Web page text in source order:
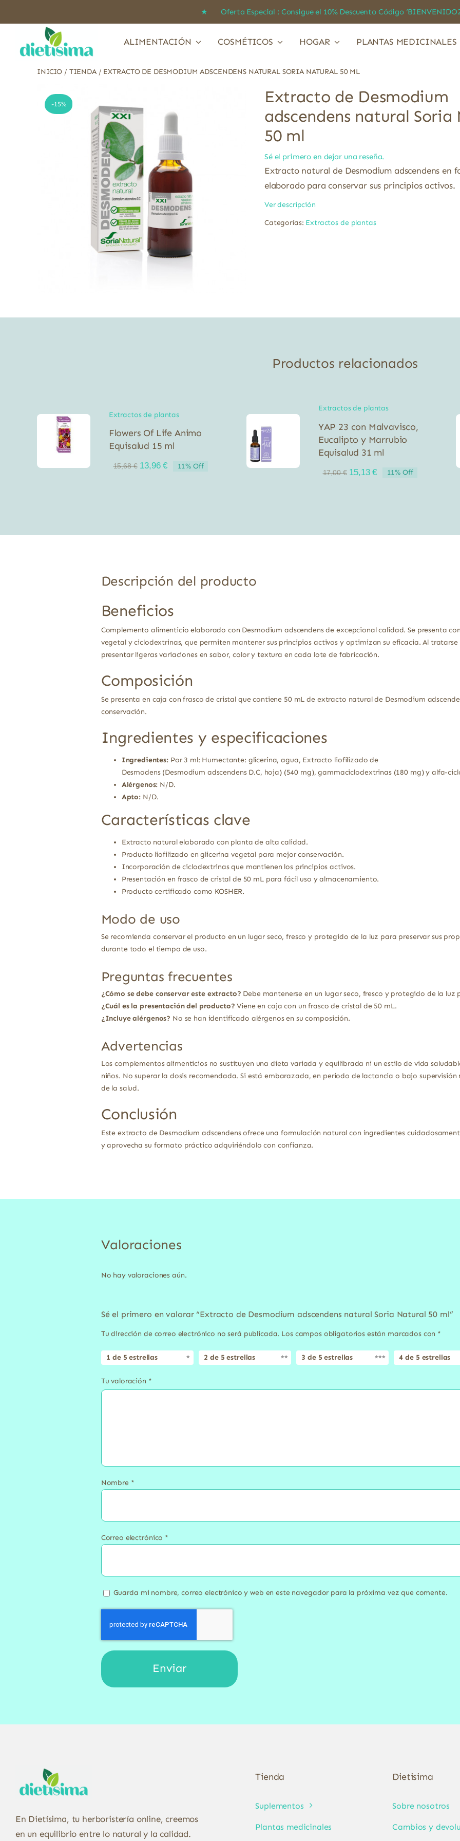
★ Oferta Especial : Consigue el 10% Descuento Código
ALIMENTACIÓN COSMÉTICOS HOGAR PLANTAS MEDICINALES
INICIO / TIENDA/ EXTRACTO DE DESMODIUM ADSCENDENS NATURAL SORIA NATURAL 50 ML
-15%
Extracto de Desmodium
adscendens natural Soria
50 ml
Sé el primero en dejar una reseña.
Extracto natural de Desmodium adscendens en
elaborado para conservar sus principios activos.
Ver descripción
Categorías: Extractos de plantas
Productos relacionados
Extractos de plantas
Flowers Of Life Animo
Equisalud 15 ml
15,68€ El
13,96€El
11% Off
Extractos de plantas
YAP 23 con Malvavisco,
Eucalipto y Marrubio
Equisalud 31 ml
17,00€ El
15,13€El
11% Off
Descripción del producto
Beneficios
Complemento alimenticio elaborado con Desmodium adscendens de excepcional calidad. Se presenta
vegetal y ciclodextrinas, que permiten mantener sus principios activos y optimizan su eficacia. Al
presentar ligeras variaciones en sabor, color y textura en cada lote de fabricación.
Composición
Se presenta en caja con frasco de cristal que contiene 50 mL de extracto natural de Desmodium
conservación.
Ingredientes y especificaciones
Ingredientes:Por 3 ml: Humectante: glicerina, agua, Extracto liofilizado de
Desmodens (Desmodium adscendens D.C, hoja) (540 mg), gammaciclodextrinas (180 mg) y alfa-
Alérgenos: N/D.
Apto: N/D.
Características clave
Extracto natural elaborado con planta de alta calidad.
Producto liofilizado en glicerina vegetal para mejor conservación.
Incorporación de ciclodextrinas que mantienen los principios activos.
Presentación en frasco de cristal de 50 mL para fácil uso y almacenamiento.
Producto certificado como KOSHER.
Modo de uso
Se recomienda conservar el producto en un lugar seco, fresco y protegido de la luz para preservar sus
durante todo el tiempo de uso.
Preguntas frecuentes
¿Cómo se debe conservar este extracto? Debe mantenerse en un lugar seco, fresco y protegido de la luz
¿Cuál es la presentación del producto? Viene en caja con un frasco de cristal de 50 mL.
¿Incluye alérgenos? No se han identificado alérgenos en su composición.
Advertencias
Los complementos alimenticios no sustituyen una dieta variada y equilibrada ni un estilo de vida
niños. No superar la dosis recomendada. Si está embarazada, en periodo de lactancia o bajo
de la salud.
Conclusión
Este extracto de Desmodium adscendens ofrece una formulación natural con ingredientes
y aprovecha su formato práctico adquiriéndolo con confianza.
Valoraciones
No hay valoraciones aún.
Sé el primero en valorar “Extracto de Desmodium adscendens natural Soria Natural 50 ml”
Tu dirección de correo electrónico no será publicada. Los campos obligatorios están marcados con *
1 de 5 estrellas 2 de 5 estrellas 3 de 5 estrellas 4 de 5 estrellas
Tu valoración *
Nombre *
Correo electrónico *
Guarda mi nombre, correo electrónico y web en este navegador para la próxima vez que comente.
En Dietísima, tu herboristería online, creemos
en un equilibrio entre lo natural y la calidad.
Tienda
Suplementos
Plantas medicinales
Dietisima
Sobre nosotros
Cambios y